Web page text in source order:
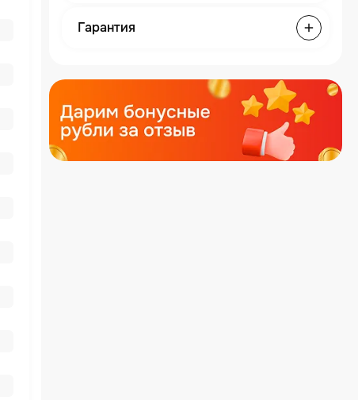
Гарантия